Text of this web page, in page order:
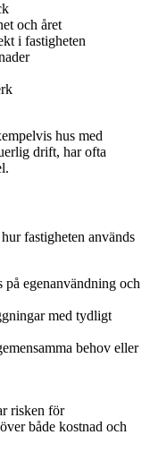
och året
i fastigheten
hus med
drift, har ofta
fastigheten används
på egenanvändning och
med tydligt
behov eller
risken för
både kostnad och